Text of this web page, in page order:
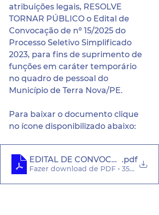
atribuições legais, RESOLVE
TORNAR PÚBLICO o Edital de
Convocação de nº 15/2025 do
Processo Seletivo Simplificado
2023, para fins de suprimento de
funções em caráter temporário
no quadro de pessoal do
Município de Terra Nova/PE.
Para baixar o documento clique
no ícone disponibilizado abaixo:
EDITAL DE CONVOCAÇÃO N°
.pdf
Fazer download de PDF • 353KB